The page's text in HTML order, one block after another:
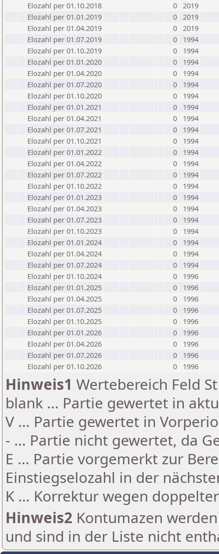
Elozahl per 01.10.2018
0 2019
Elozahl per 01.01.2019
0 2019
Elozahl per 01.04.2019
0 2019
Elozahl per 01.07.2019
0
1994
Elozahl per 01.10.2019
0
1994
Elozahl per 01.01.2020
0
1994
Elozahl per 01.04.2020
0
1994
Elozahl per 01.07.2020
0
1994
Elozahl per 01.10.2020
0
1994
Elozahl per 01.01.2021
0
1994
Elozahl per 01.04.2021
0
1994
Elozahl per 01.07.2021
0
1994
Elozahl per 01.10.2021
0
1994
Elozahl per 01.01.2022
0
1994
Elozahl per 01.04.2022
0
1994
Elozahl per 01.07.2022
0
1994
Elozahl per 01.10.2022
0
1994
Elozahl per 01.01.2023
0
1994
Elozahl per 01.04.2023
0
1994
Elozahl per 01.07.2023
0
1994
Elozahl per 01.10.2023
0
1994
Elozahl per 01.01.2024
0
1994
Elozahl per 01.04.2024
0
1994
Elozahl per 01.07.2024
0
1994
Elozahl per 01.10.2024
0
1996
Elozahl per 01.01.2025
0
1996
Elozahl per 01.04.2025
0
1996
Elozahl per 01.07.2025
0
1996
Elozahl per 01.10.2025
0
1996
Elozahl per 01.01.2026
0
1996
Elozahl per 01.04.2026
0
1996
Elozahl per 01.07.2026
0
1996
Elozahl per 01.10.2026
0 1996
Hinweis1 Wertebereich Feld
blank ... Partie gewertet in
V ... Partie gewertet in
- ... Partie nicht gewertet, da
E ... Partie vorgemerkt zur
Einstiegselozahl in der
K ... Korrektur wegen
Hinweis2 Kontumazen
und sind in der Liste nicht